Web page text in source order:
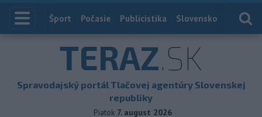
Index
Šport Počasie Publicistika Slovensko
TERAZ.SK
Spravodajský portál Tlačovej agentúry Slovenskej
republiky
Piatok 7. august 2026